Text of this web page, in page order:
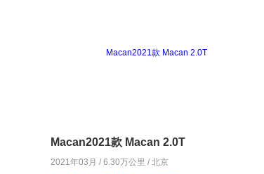
Macan2021款 Macan 2.0T
2021年03月 / 6.30万公里 / 北京